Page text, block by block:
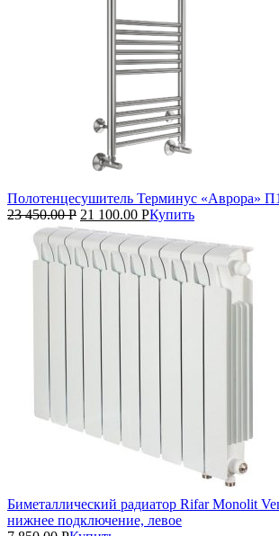
Полотенцесушитель Терминус «Аврора»
23 450.00Р 21 100.00 РКупить
Биметаллический радиатор Rifar Monolit
нижнее подключение, левое